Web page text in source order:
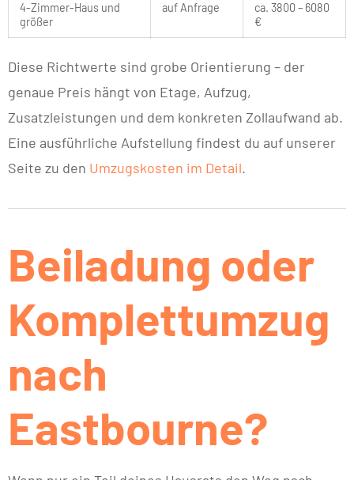
4-Zimmer-Haus und
größer
auf Anfrage
ca. 3800 – 6080
€
Diese Richtwerte sind grobe Orientierung – der
genaue Preis hängt von Etage, Aufzug,
Zusatzleistungen und dem konkreten Zollaufwand ab.
Eine ausführliche Aufstellung findest du auf unserer
Seite zu den Umzugskosten im Detail.
Beiladung oder
Komplettumzug
nach
Eastbourne?